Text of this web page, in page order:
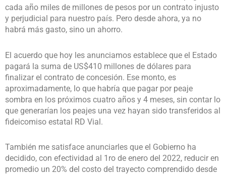
cada año miles de millones de pesos por un contrato injusto
y perjudicial para nuestro país. Pero desde ahora, ya no
habrá más gasto, sino un ahorro.
El acuerdo que hoy les anunciamos establece que el Estado
pagará la suma de US$410 millones de dólares para
finalizar el contrato de concesión. Ese monto, es
aproximadamente, lo que habría que pagar por peaje
sombra en los próximos cuatro años y 4 meses, sin contar lo
que generarían los peajes una vez hayan sido transferidos al
fideicomiso estatal RD Vial.
También me satisface anunciarles que el Gobierno ha
decidido, con efectividad al 1ro de enero del 2022, reducir en
promedio un 20% del costo del trayecto comprendido desde